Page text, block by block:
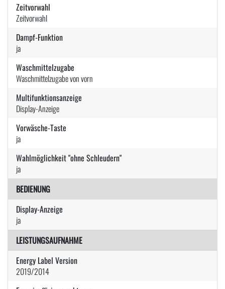
Zeitvorwahl
Zeitvorwahl
Dampf-Funktion
ja
Waschmittelzugabe
Waschmittelzugabe von vorn
Multifunktionsanzeige
Display-Anzeige
Vorwäsche-Taste
ja
Wahlmöglichkeit "ohne Schleudern"
ja
BEDIENUNG
Display-Anzeige
ja
LEISTUNGSAUFNAHME
Energy Label Version
2019/2014